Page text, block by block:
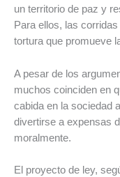
un territorio de paz y
Para ellos, las
tortura que promueve
A pesar de los
muchos coinciden en
cabida en la sociedad
divertirse a expensas
moralmente.
El proyecto de ley,